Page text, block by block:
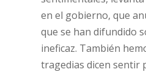
en el gobierno, que
que se han difundido
ineficaz. También
tragedias dicen sentir